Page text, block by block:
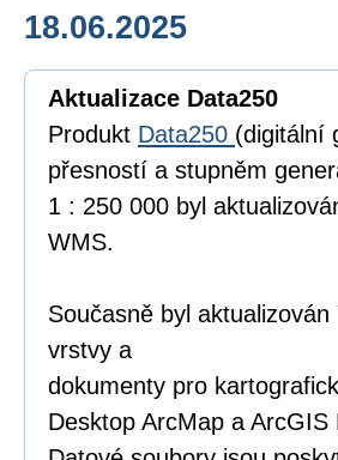
18.06.2025
Aktualizace Data250
Produkt Data250 (digitální
přesností a stupněm
1 : 250 000 byl
WMS.
Současně byl
vrstvy a
dokumenty pro
Desktop ArcMap a ArcGIS